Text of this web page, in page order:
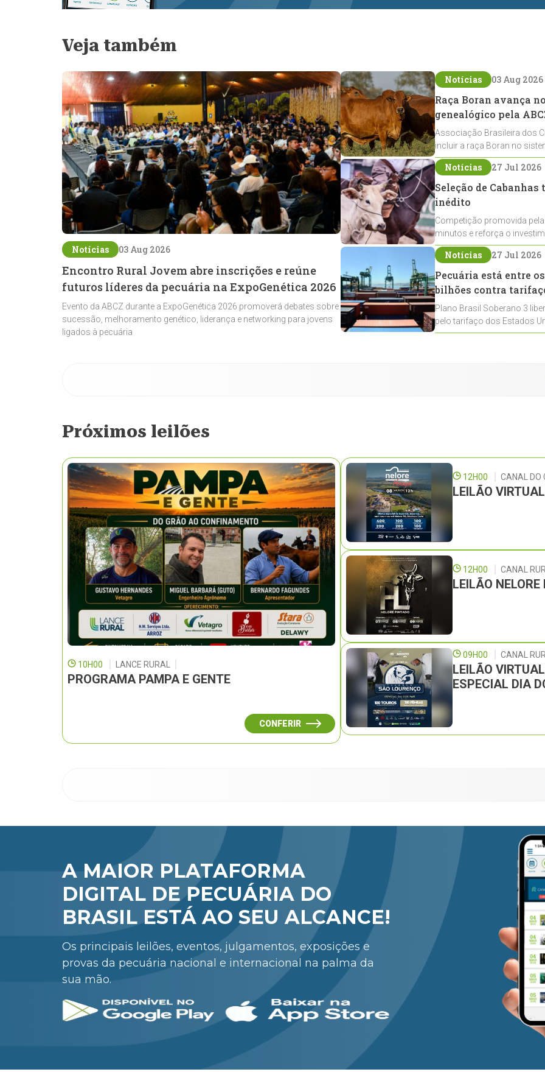
Veja também
Notícias 03 Aug 2026
Encontro Rural Jovem abre inscrições e reúne
futuros líderes da pecuária na ExpoGenética 2026
Evento da ABCZ durante a ExpoGenética 2026 promoverá debates sobre
sucessão, melhoramento genético, liderança e networking para jovens
ligados à pecuária
Notícias 03 Aug 2026
Raça Boran avança
genealógico pela
Associação Brasileira dos
incluir a raça Boran no
expansão na pecuária
Notícias 27 Jul 2026
Seleção de
inédito
Competição promovida
minutos e reforça o
Crioulos voltados ao laço
Notícias 27 Jul 2026
Pecuária está entre
bilhões contra
Plano Brasil Soberano 3
pelo tarifaço dos Estados
contemplados
Próximos leilões
10H00 LANCE RURAL
PROGRAMA PAMPA E GENTE
CONFERIR
12H00 CANAL DO
LEILÃO
12H00 CANAL
LEILÃO
09H00 CANAL
LEILÃO
ESPECIAL DIA
A MAIOR PLATAFORMA
DIGITAL DE PECUÁRIA DO
BRASIL ESTÁ AO SEU ALCANCE!
Os principais leilões, eventos, julgamentos, exposições e
provas da pecuária nacional e internacional na palma da
sua mão.